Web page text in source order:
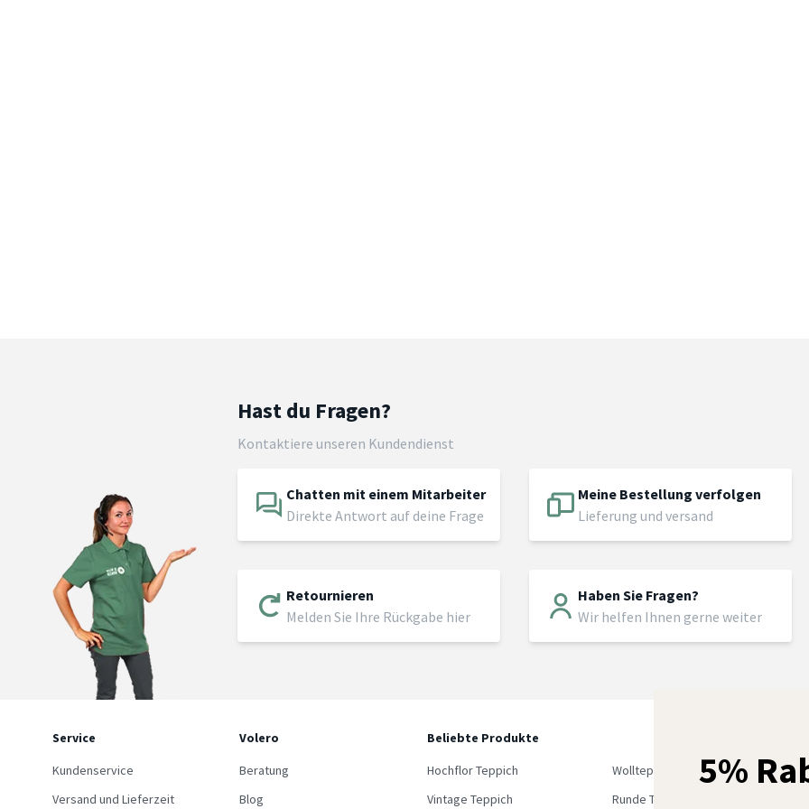
Hast du Fragen?
Kontaktiere unseren Kundendienst
Chatten mit einem Mitarbeiter
Direkte Antwort auf deine Frage
Meine Bestellung verfolgen
Lieferung und versand
Retournieren
Melden Sie Ihre Rückgabe hier
Haben Sie Fragen?
Wir helfen Ihnen gerne weiter
Service
Kundenservice
Versand und Lieferzeit
Volero
Beratung
Blog
Beliebte Produkte
Hochflor Teppich
Wollteppich
Vintage Teppich
Runde Teppich
5%